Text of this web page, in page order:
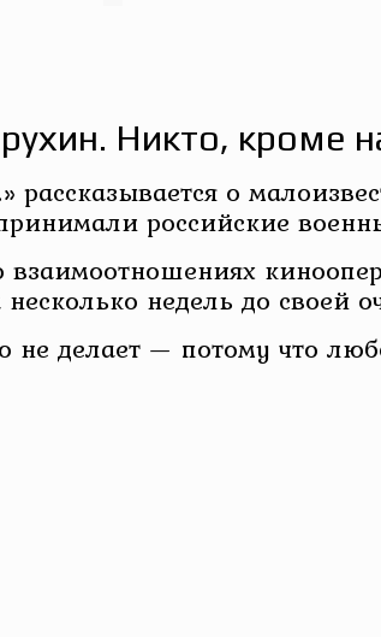
Никто, кроме
рассказывается о
российские
взаимоотношениях
недель до своей
не делает — потому что